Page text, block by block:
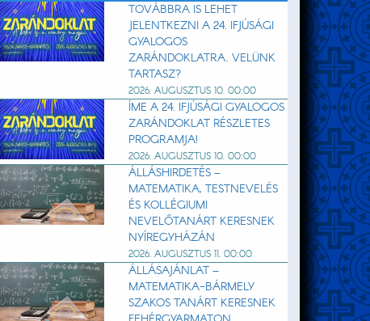
TOVÁBBRA IS LEHET
JELENTKEZNI A 24. IFJÚSÁGI
GYALOGOS
ZARÁNDOKLATRA. VELÜNK
TARTASZ?
2026. AUGUSZTUS 10. 00:00
ÍME A 24. IFJÚSÁGI GYALOGOS
ZARÁNDOKLAT RÉSZLETES
PROGRAMJA!
2026. AUGUSZTUS 10. 00:00
ÁLLÁSHIRDETÉS –
MATEMATIKA, TESTNEVELÉS
ÉS KOLLÉGIUMI
NEVELŐTANÁRT KERESNEK
NYÍREGYHÁZÁN
2026. AUGUSZTUS 11. 00:00
ÁLLÁSAJÁNLAT –
MATEMATIKA-BÁRMELY
SZAKOS TANÁRT KERESNEK